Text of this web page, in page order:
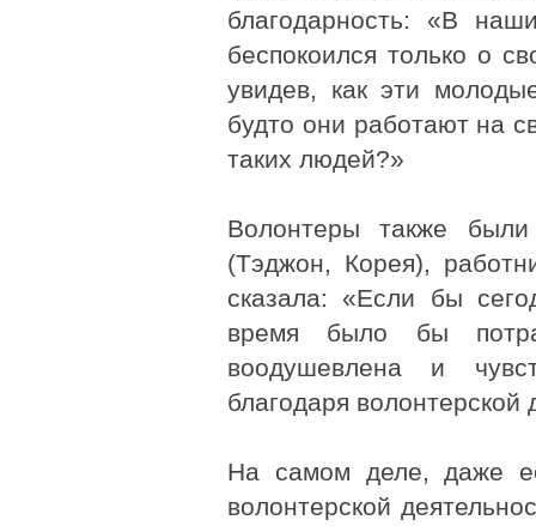
благодарность: «В
беспокоился только о
увидев, как эти
будто они работают на
таких людей?»
Волонтеры также
(Тэджон, Корея),
сказала: «Если бы
время было бы
воодушевлена и
благодаря волонтерской
На самом деле, даже
волонтерской